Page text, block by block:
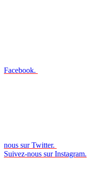
Facebook.
nous sur Twitter.
Suivez-nous sur Instagram.